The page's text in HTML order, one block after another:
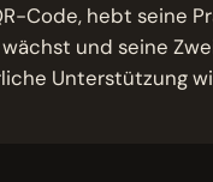
Code, hebt seine
und seine
Unterstützung